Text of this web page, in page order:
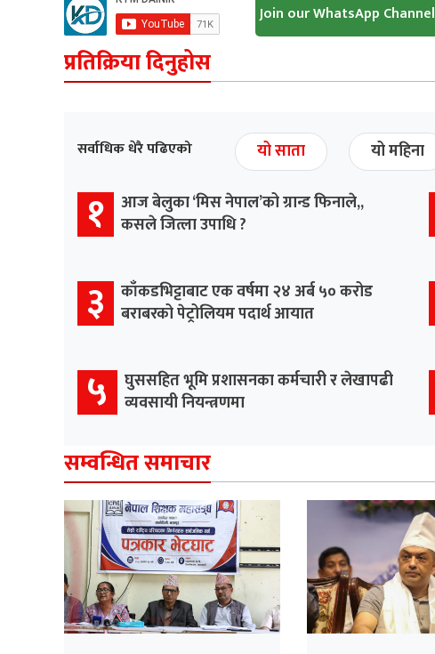
Join our WhatsApp Channel
प्रतिक्रिया दिनुहोस
सर्वाधिक धेरै पढिएको यो साता यो महिना
१ आज बेलुका ‘मिस नेपाल’को ग्रान्ड फिनाले,,
कसले जित्ला उपाधि ?
३ काँकडभिट्टाबाट एक वर्षमा २४ अर्ब ५० करोड
बराबरको पेट्रोलियम पदार्थ आयात
५ घुससहित भूमि प्रशासनका कर्मचारी र लेखापढी
व्यवसायी नियन्त्रणमा
सम्वन्धित समाचार